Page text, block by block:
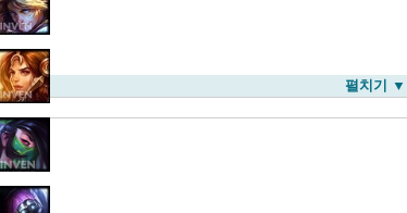
펼치기 ▼